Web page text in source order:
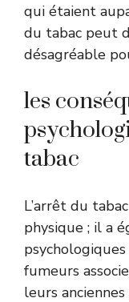
qui étaient
du tabac peut
désagréable
les
tabac
L’arrêt du
physique ; il a
fumeurs
leurs